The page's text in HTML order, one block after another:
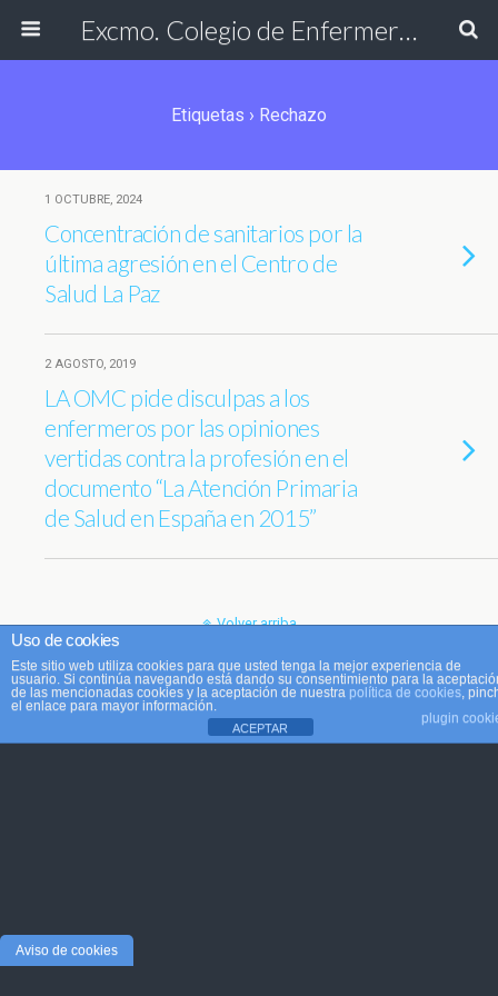
Excmo. Colegio de Enfermería de Cádiz
Etiquetas › Rechazo
1 OCTUBRE, 2024
Concentración de sanitarios por la
última agresión en el Centro de
Salud La Paz
2 AGOSTO, 2019
LA OMC pide disculpas a los
enfermeros por las opiniones
vertidas contra la profesión en el
documento “La Atención Primaria
de Salud en España en 2015”
Volver arriba
Móvil Escritorio
Uso de cookies
Este sitio web utiliza cookies para que usted tenga la mejor experiencia de
usuario. Si continúa navegando está dando su consentimiento para la
de las mencionadas cookies y la aceptación de nuestra política de cookies,
el enlace para mayor información.
plugin
ACEPTAR
Aviso de cookies